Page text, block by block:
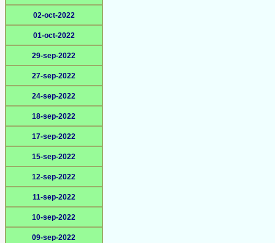
02-oct-2022
01-oct-2022
29-sep-2022
27-sep-2022
24-sep-2022
18-sep-2022
17-sep-2022
15-sep-2022
12-sep-2022
11-sep-2022
10-sep-2022
09-sep-2022